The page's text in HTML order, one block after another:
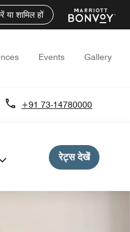
या शामिल हों
Events Gallery
+91 73-14780000
रेट्स देखें